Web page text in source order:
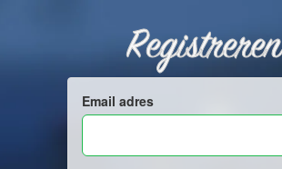
Registreren
Email adres